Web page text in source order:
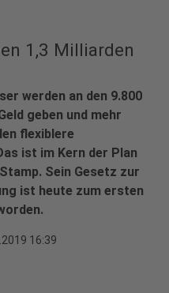
1,3 Milliarden
werden an den 9.800
geben und mehr
flexiblere
ist im Kern der Plan
Sein Gesetz zur
ist heute zum ersten
16:39